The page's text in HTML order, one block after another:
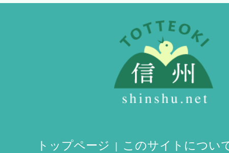
トップページ
このサイトについ